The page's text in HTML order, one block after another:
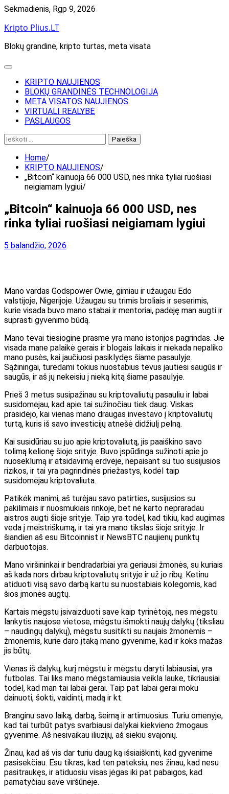
Skip
content
Sekmadienis, Rgp 9, 2026
Kripto Plius.LT
Blokų grandinė, kripto turtas, meta visata
KRIPTO NAUJIENOS
BLOKŲ GRANDINĖS TECHNOLOGIJA
META VISATOS NAUJIENOS
VIRTUALI REALYBĖ
PASLAUGOS
Ieškoti:
Home
KRIPTO NAUJIENOS
„Bitcoin“ kainuoja 66 000 USD, nes rinka tyliai ruošiasi
neigiamam lygiui
„Bitcoin“ kainuoja 66 000 USD, nes
rinka tyliai ruošiasi neigiamam lygiui
5 balandžio, 2026
Mano vardas Godspower Owie, gimiau ir užaugau Edo
valstijoje, Nigerijoje. Užaugau su trimis broliais ir seserimis,
kurie visada buvo mano stabai ir mentoriai, padėję man augti ir
suprasti gyvenimo būdą.
Mano tėvai tiesiogine prasme yra mano istorijos pagrindas. Jie
visada mane palaikė gerais ir blogais laikais ir niekada nepaliko
mano pusės, kai jaučiuosi pasiklydęs šiame pasaulyje.
Sąžiningai, turėdami tokius nuostabius tėvus jautiesi saugūs ir
saugūs, ir aš jų nekeisiu į nieką kitą šiame pasaulyje.
Prieš 3 metus susipažinau su kriptovaliutų pasauliu ir labai
susidomėjau, kad apie tai sužinočiau tiek daug. Viskas
prasidėjo, kai vienas mano draugas investavo į kriptovaliutų
turtą, kuris iš savo investicijų atnešė didžiulį pelną.
Kai susidūriau su juo apie kriptovaliutą, jis paaiškino savo
tolimą kelionę šioje srityje. Buvo įspūdinga sužinoti apie jo
nuoseklumą ir atsidavimą erdvėje, nepaisant su tuo susijusios
rizikos, ir tai yra pagrindinės priežastys, kodėl taip
susidomėjau kriptovaliuta.
Patikėk manimi, aš turėjau savo patirties, susijusios su
pakilimais ir nuosmukiais rinkoje, bet nė karto nepraradau
aistros augti šioje srityje. Taip yra todėl, kad tikiu, kad augimas
veda į meistriškumą, ir tai yra mano tikslas šioje srityje. Ir
šiandien aš esu Bitcoinnist ir NewsBTC naujienų punktų
darbuotojas.
Mano viršininkai ir bendradarbiai yra geriausi žmonės, su kuriais
aš kada nors dirbau kriptovaliutų srityje ir už jo ribų. Ketinu
atiduoti visą savo darbą kartu su nuostabiais kolegomis, kad
šios įmonės augtų.
Kartais mėgstu įsivaizduoti save kaip tyrinėtoją, nes mėgstu
lankytis naujose vietose, mėgstu išmokti naujų dalykų (tiksliau
– naudingų dalykų), mėgstu susitikti su naujais žmonėmis –
žmonėmis, kurie daro įtaką mano gyvenime, kad ir koks mažas
jis būtų.
Vienas iš dalykų, kurį mėgstu ir mėgstu daryti labiausiai, yra
futbolas. Tai liks mano mėgstamiausia veikla lauke, tikriausiai
todėl, kad man tai labai gerai. Taip pat labai gerai moku
dainuoti, šokti, vaidinti, madą ir kt.
Branginu savo laiką, darbą, šeimą ir artimuosius. Turiu omenyje,
kad tai turbūt patys svarbiausi dalykai kiekvieno žmogaus
gyvenime. Aš nesivaikau iliuzijų, aš siekiu svajonių.
Žinau, kad aš vis dar turiu daug ką išsiaiškinti, kad gyvenime
pasisekčiau. Esu tikras, kad ten pateksiu, nes žinau, kad nesu
pasitraukęs, ir atiduosiu visas jėgas iki pat pabaigos, kad
pamatyčiau save viršūnėje.